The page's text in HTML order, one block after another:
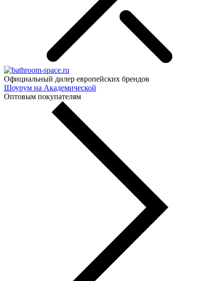
Официальный дилер европейских брендов
Шоурум на Академической
Оптовым покупателям